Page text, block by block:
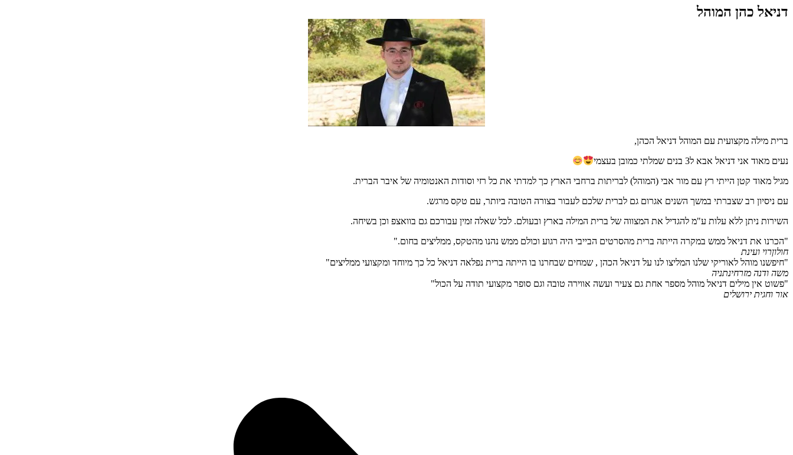
דניאל כהן המוהל
ברית מילה מקצועית עם המוהל דניאל הכהן,
נעים מאוד אני דניאל אבא ל3 בנים שמלתי כמובן בעצמי
מגיל מאוד קטן הייתי רץ עם מור אבי (המוהל) לבריתות ברחבי הארץ כך למדתי את כל רזי וסודות האנטומיה של איבר הברית.
עם ניסיון רב שצברתי במשך השנים אגרום גם לברית שלכם לעבור בצורה הטובה ביותר, עם טקס מרגש.
השירות ניתן ללא עלות ע"מ להגדיל את המצווה של ברית המילה בארץ ובעולם. לכל שאלה זמין עבורכם גם בוואצפ וכן בשיחה.
"הכרנו את דניאל ממש במקרה הייתה ברית מהסרטים הבייבי היה רגוע וכולם ממש נהנו מהטקס, ממליצים בחום."
חולוןרוי ועינת
"חיפשנו מוהל לאוריקי שלנו המליצו לנו על דניאל הכהן , שמחים שבחרנו בו הייתה ברית נפלאה דניאל כל כך מיוחד ומקצועי ממליצים"
משה ודנה מזרחינתניה
"פשוט אין מילים דניאל מוהל מספר אחת גם צעיר ועשה אווירה טובה וגם סופר מקצועי תודה על הכול"
אור וחגיתירושלים